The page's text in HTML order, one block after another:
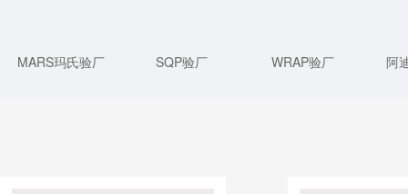
MARS玛氏验厂 SQP验厂 WRAP验厂 阿